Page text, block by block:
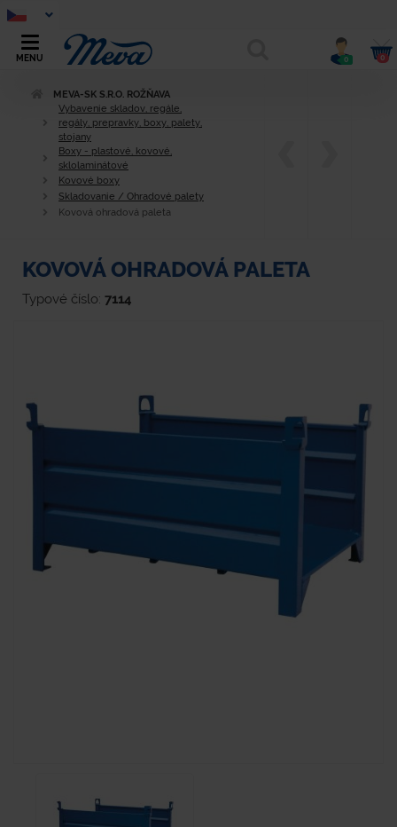
MENU 0 0
MEVA-SK S.R.O. ROŽŇAVA
Vybavenie skladov, regále,
regály, prepravky, boxy, palety,
stojany
Boxy - plastové, kovové,
sklolaminátové
Kovové boxy
Skladovanie / Ohradové palety
Kovová ohradová paleta
KOVOVÁ OHRADOVÁ PALETA
Typové číslo: 7114